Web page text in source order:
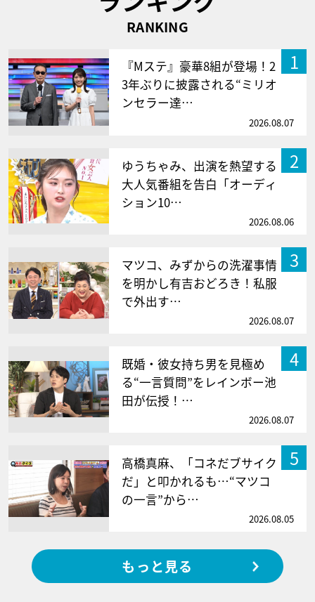
RANKING
1
『Mステ』豪華8組が登場！2
3年ぶりに披露される“ミリオ
ンセラー達…
2026.08.07
2
ゆうちゃみ、出演を熱望する
大人気番組を告白「オーディ
ション10…
2026.08.06
3
マツコ、みずからの洗濯事情
を明かし有吉おどろき！私服
で外出す…
2026.08.07
4
既婚・彼女持ち男を見極め
る“一言質問”をレインボー池
田が伝授！…
2026.08.07
5
高橋真麻、「コネだブサイク
だ」と叩かれるも…“マツコ
の一言”から…
2026.08.05
もっと見る